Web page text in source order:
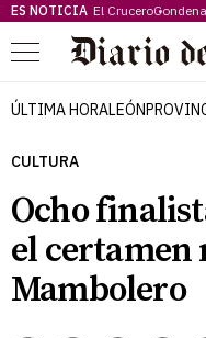
ES NOTICIA El Crucero
Menú
ÚLTIMA HORALEÓN
CULTURA
Ocho
el certamen
Mambolero